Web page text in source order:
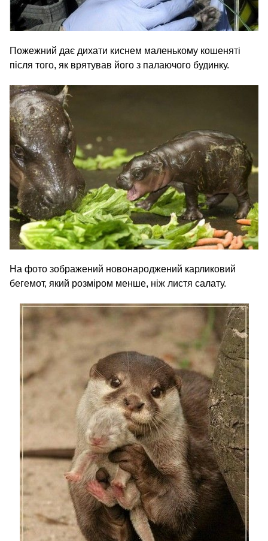
Пожежний дає дихати киснем маленькому кошеняті
після того, як врятував його з палаючого будинку.
На фото зображений новонароджений карликовий
бегемот, який розміром менше, ніж листя салату.